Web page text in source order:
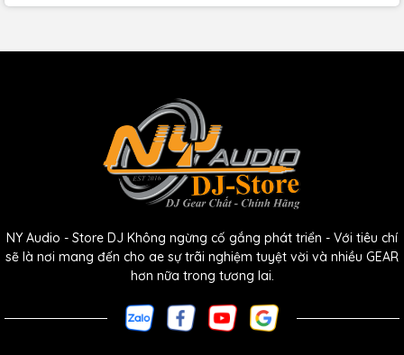
AA, mang lại thời gian hoạt động lên đến 8 giờ. Điều này
5. Dễ Dàng Cài Đặt Và Sử
Dụng
Sennheiser EW IEM G4-TWIN được thiết kế với giao diện
người dùng trực quan và dễ dàng cài đặt. Các kỹ thuật viên
các thiết bị. Điều này giúp tiết kiệm thời gian và công sức,
đặc biệt quan trọng trong các buổi biểu diễn trực tiếp.
NY Audio - Store DJ Không ngừng cố gắng phát triển - Với tiêu chí
sẽ là nơi mang đến cho ae sự trãi nghiệm tuyệt vời và nhiều GEAR
hơn nữa trong tương lai.